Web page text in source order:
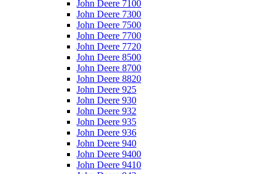
John Deere 7100
John Deere 7300
John Deere 7500
John Deere 7700
John Deere 7720
John Deere 8500
John Deere 8700
John Deere 8820
John Deere 925
John Deere 930
John Deere 932
John Deere 935
John Deere 936
John Deere 940
John Deere 9400
John Deere 9410